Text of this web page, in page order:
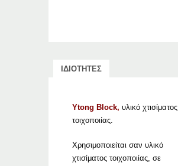
ΙΔΙΟΤΗΤΕΣ
Ytong Block, υλικό χτισίματος
τοιχοποιίας.
Χρησιμοποιείται σαν υλικό
χτισίματος τοιχοποιίας, σε